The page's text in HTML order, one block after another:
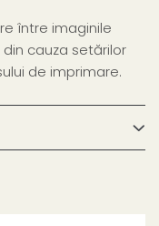
între imaginile
cauza setărilor
de imprimare.